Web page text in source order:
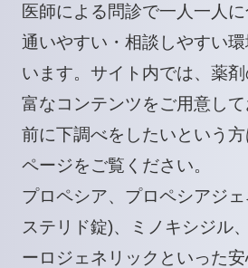
医師による問診で一人一人に
通いやすい・相談しやすい
います。サイト内では、薬
富なコンテンツをご用意し
前に下調べをしたいという
ページをご覧ください。
プロペシア、 プロペシアジ
ステリド錠)、 ミノキシジル、
ーロジェネリック といった